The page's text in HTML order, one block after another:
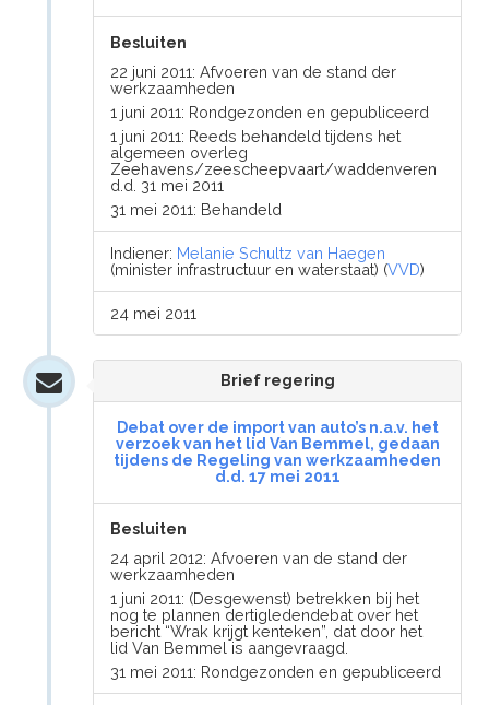
Besluiten
22 juni 2011: Afvoeren van de stand der
werkzaamheden
1 juni 2011: Rondgezonden en gepubliceerd
1 juni 2011: Reeds behandeld tijdens het
algemeen overleg
Zeehavens/zeescheepvaart/waddenveren
d.d. 31 mei 2011
31 mei 2011: Behandeld
Indiener: Melanie Schultz van Haegen
(minister infrastructuur en waterstaat) (VVD)
24 mei 2011
Brief regering
Debat over de import van auto’s n.a.v. het
verzoek van het lid Van Bemmel, gedaan
tijdens de Regeling van werkzaamheden
d.d. 17 mei 2011
Besluiten
24 april 2012: Afvoeren van de stand der
werkzaamheden
1 juni 2011: (Desgewenst) betrekken bij het
nog te plannen dertigledendebat over het
bericht “Wrak krijgt kenteken”, dat door het
lid Van Bemmel is aangevraagd.
31 mei 2011: Rondgezonden en gepubliceerd